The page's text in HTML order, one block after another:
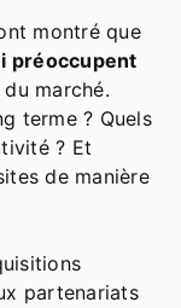
montré que
préoccupent
marché.
terme ? Quels
? Et
de manière
partenariats